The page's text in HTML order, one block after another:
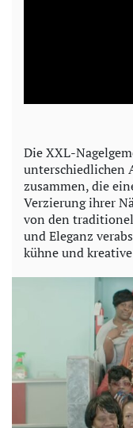
Die XXL-
unterschiedlichen
zusammen, die
Verzierung ihrer
von den
und Eleganz
kühne und